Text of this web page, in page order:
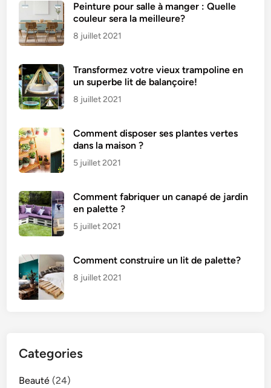
Peinture pour salle à manger : Quelle
couleur sera la meilleure?
8 juillet 2021
Transformez votre vieux trampoline en
un superbe lit de balançoire!
8 juillet 2021
Comment disposer ses plantes vertes
dans la maison ?
5 juillet 2021
Comment fabriquer un canapé de jardin
en palette ?
5 juillet 2021
Comment construire un lit de palette?
8 juillet 2021
Categories
Beauté (24)